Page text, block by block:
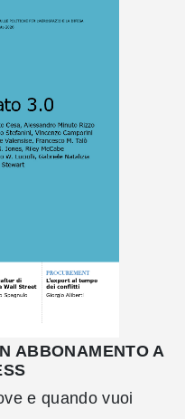
ABBONAMENTO A
e quando vuoi